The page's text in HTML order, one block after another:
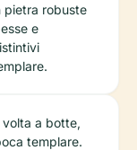
pietra robuste
e
volta a botte,
templare.